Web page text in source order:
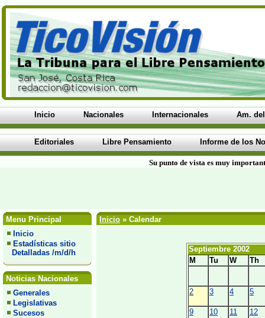
Inicio Nacionales Internacionales Am.
Editoriales Libre Pensamiento Informe de los
Su punto de vista es muy
Menu Principal
Inicio
Estadísticas sitio
Detalladas /m/d/h
Noticias Nacionales
Generales
Legislativas
Sucesos
Inicio » Calendar
Septiembre 2002
M
Tu W Th
2 3 4 5
9 10 11 12